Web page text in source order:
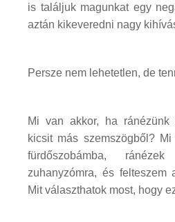
is találjuk magunkat egy
aztán kikeveredni nagy
Persze nem lehetetlen, de
Mi van akkor, ha
kicsit más szemszögből?
fürdőszobámba,
zuhanyzómra, és felteszem
Mit választhatok most, hogy